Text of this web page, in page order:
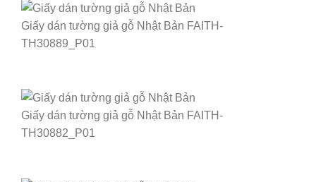
Giấy dán tường giả gỗ Nhật Bản FAITH-
TH30889_P01
Giấy dán tường giả gỗ Nhật Bản FAITH-
TH30882_P01